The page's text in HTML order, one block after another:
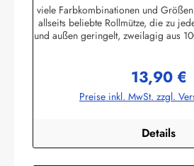
viele Farbkombinationen und
allseits beliebte Rollmütze, die zu
und außen geringelt, zweilagig aus
zu allen Ringelmuster - Hemden.
Kopfumfang (bis 18
Kopfumfang (Kleinkinder)Größe 2 -
cm Kopfumfang
Bekleidungswerk
Wittmundinfo@modas-
Regulärer
13,90 €
Preise inkl. MwSt. zzgl.
Details